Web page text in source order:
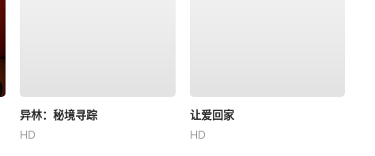
异林：秘境寻踪
HD
让爱回家
HD